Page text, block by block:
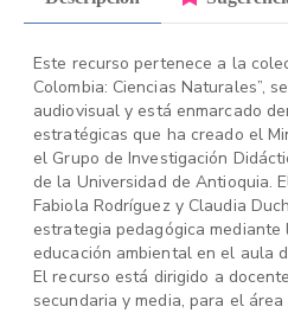
Este recurso pertenece a la
Colombia: Ciencias Naturales”,
audiovisual y está enmarcado
estratégicas que ha creado el
el Grupo de Investigación
de la Universidad de Antioquia.
Fabiola Rodríguez y Claudia
estrategia pedagógica
educación ambiental en el aula
El recurso está dirigido a
secundaria y media, para el